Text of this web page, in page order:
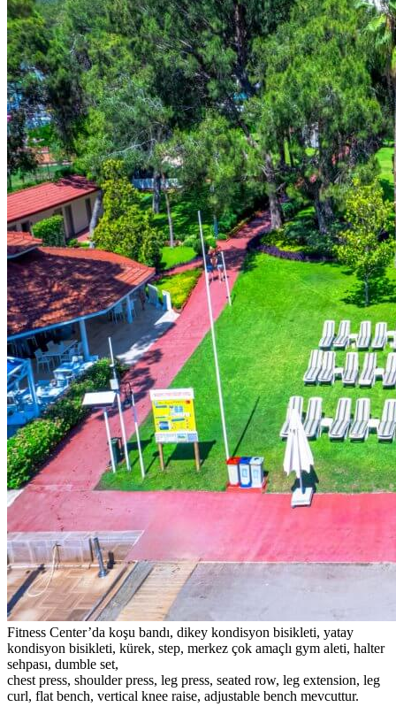
Fitness Center’da koşu bandı, dikey kondisyon bisikleti, yatay
kondisyon bisikleti, kürek, step, merkez çok amaçlı gym aleti, halter
sehpası, dumble set,
chest press, shoulder press, leg press, seated row, leg extension, leg
curl, flat bench, vertical knee raise, adjustable bench mevcuttur.